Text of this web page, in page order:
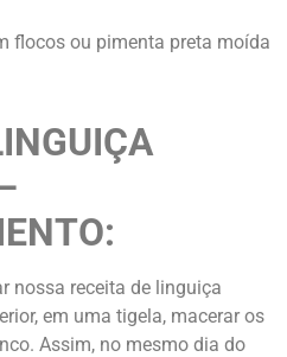
flocos ou pimenta preta moída
nossa receita de linguiça
em uma tigela, macerar os
Assim, no mesmo dia do